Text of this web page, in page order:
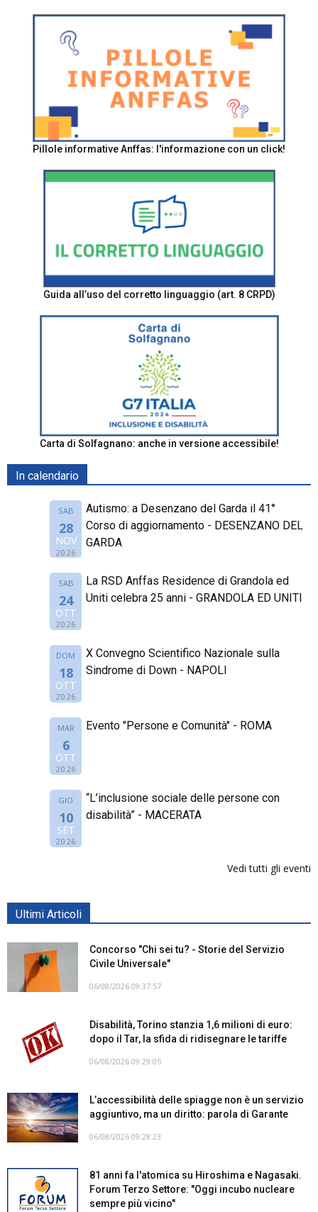
Pillole informative Anffas: l'informazione con un click!
Guida all’uso del corretto linguaggio (art. 8 CRPD)
Carta di Solfagnano: anche in versione accessibile!
In calendario
SAB
28
NOV
2026
Autismo: a Desenzano del Garda il 41°
Corso di aggiornamento - DESENZANO DEL
GARDA
SAB
24
OTT
2026
La RSD Anffas Residence di Grandola ed
Uniti celebra 25 anni - GRANDOLA ED UNITI
DOM
18
OTT
2026
X Convegno Scientifico Nazionale sulla
Sindrome di Down - NAPOLI
MAR
6
OTT
2026
Evento "Persone e Comunità" - ROMA
GIO
10
SET
2026
“L’inclusione sociale delle persone con
disabilità” - MACERATA
Vedi tutti gli eventi
Ultimi Articoli
Concorso "Chi sei tu? - Storie del Servizio
Civile Universale"
06/08/2026 09:37:57
Disabilità, Torino stanzia 1,6 milioni di euro:
dopo il Tar, la sfida di ridisegnare le tariffe
06/08/2026 09:29:05
L’accessibilità delle spiagge non è un servizio
aggiuntivo, ma un diritto: parola di Garante
06/08/2026 09:28:23
81 anni fa l'atomica su Hiroshima e Nagasaki.
Forum Terzo Settore: "Oggi incubo nucleare
sempre più vicino"